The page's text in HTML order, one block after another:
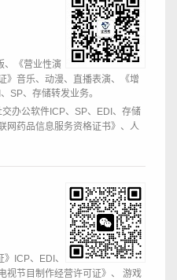
、《营业性演
》音乐、动漫、直播表演、《增
SP、存储转发业务。
办公软件ICP、SP、EDI、存储
网药品信息服务资格证书》、人
ICP、EDI、
视节目制作经营许可证》、 游戏